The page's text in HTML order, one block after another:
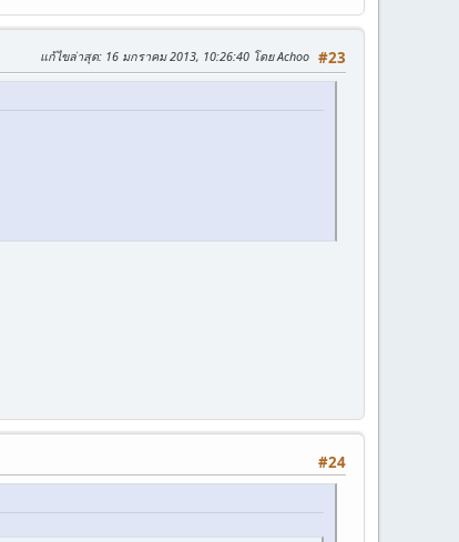
#23
แก้ไขล่าสุด: 16 มกราคม 2013, 10:26:40 โดย Achoo
#24